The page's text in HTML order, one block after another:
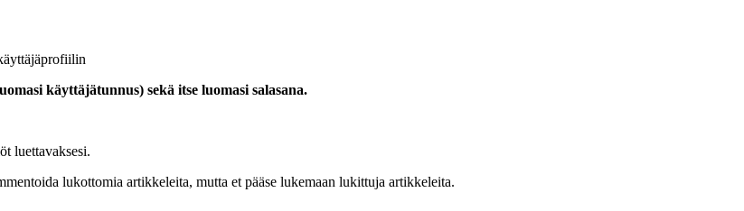
käyttäjätunnus) sekä itse luomasi salasana.
luettavaksesi.
lukottomia artikkeleita, mutta et pääse lukemaan lukittuja artikkeleita.